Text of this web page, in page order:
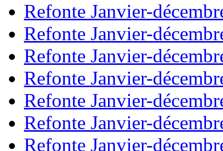
Refonte Janvier-
Refonte Janvier-
Refonte Janvier-
Refonte Janvier-
Refonte Janvier-
Refonte Janvier-
Refonte Janvier-